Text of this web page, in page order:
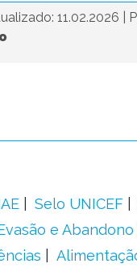
11.02.2026
Selo UNICEF
e